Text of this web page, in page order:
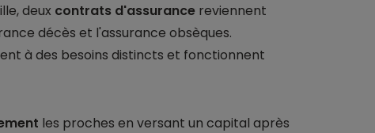
deux contrats d'assurancereviennent
décès et l'assurance obsèques.
à des besoins distincts et fonctionnent
les proches en versant un capital après